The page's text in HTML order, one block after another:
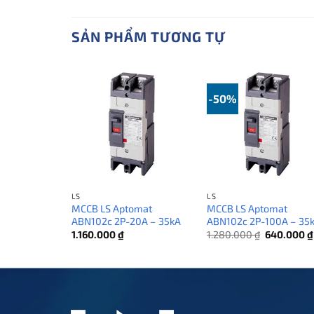
SẢN PHẨM TƯƠNG TỰ
LS
MCCB LS Aptomat
ABN102c 2P-20A – 35kA
1.160.000₫
-50%
LS
MCCB LS Aptomat
ABN102c 2P-100A –
1.280.000₫ Giá
640.000₫